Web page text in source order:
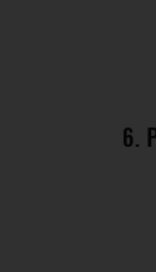
6.